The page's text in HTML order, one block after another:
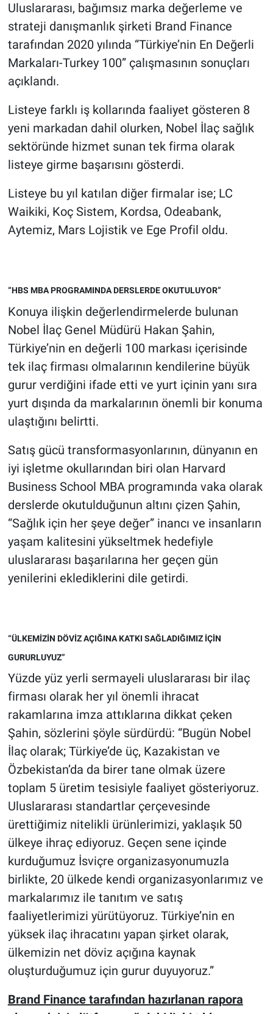
Uluslararası, bağımsız marka değerleme ve
strateji danışmanlık şirketi Brand Finance
tarafından 2020 yılında “Türkiye’nin En Değerli
Markaları-Turkey 100” çalışmasının sonuçları
açıklandı.
Listeye farklı iş kollarında faaliyet gösteren 8
yeni markadan dahil olurken, Nobel İlaç sağlık
sektöründe hizmet sunan tek firma olarak
listeye girme başarısını gösterdi.
Listeye bu yıl katılan diğer firmalar ise; LC
Waikiki, Koç Sistem, Kordsa, Odeabank,
Aytemiz, Mars Lojistik ve Ege Profil oldu.
“HBS MBA PROGRAMINDA DERSLERDE OKUTULUYOR”
Konuya ilişkin değerlendirmelerde bulunan
Nobel İlaç Genel Müdürü Hakan Şahin,
Türkiye’nin en değerli 100 markası içerisinde
tek ilaç firması olmalarının kendilerine büyük
gurur verdiğini ifade etti ve yurt içinin yanı sıra
yurt dışında da markalarının önemli bir konuma
ulaştığını belirtti.
Satış gücü transformasyonlarının, dünyanın en
iyi işletme okullarından biri olan Harvard
Business School MBA programında vaka olarak
derslerde okutulduğunun altını çizen Şahin,
“Sağlık için her şeye değer” inancı ve insanların
yaşam kalitesini yükseltmek hedefiyle
uluslararası başarılarına her geçen gün
yenilerini eklediklerini dile getirdi.
“ÜLKEMİZİN DÖVİZ AÇIĞINA KATKI SAĞLADIĞIMIZ İÇİN
GURURLUYUZ”
Yüzde yüz yerli sermayeli uluslararası bir ilaç
firması olarak her yıl önemli ihracat
rakamlarına imza attıklarına dikkat çeken
Şahin, sözlerini şöyle sürdürdü: “Bugün Nobel
İlaç olarak; Türkiye’de üç, Kazakistan ve
Özbekistan’da da birer tane olmak üzere
toplam 5 üretim tesisiyle faaliyet gösteriyoruz.
Uluslararası standartlar çerçevesinde
ürettiğimiz nitelikli ürünlerimizi, yaklaşık 50
ülkeye ihraç ediyoruz. Geçen sene içinde
kurduğumuz İsviçre organizasyonumuzla
birlikte, 20 ülkede kendi organizasyonlarımız ve
markalarımız ile tanıtım ve satış
faaliyetlerimizi yürütüyoruz. Türkiye’nin en
yüksek ilaç ihracatını yapan şirket olarak,
ülkemizin net döviz açığına kaynak
oluşturduğumuz için gurur duyuyoruz.”
Brand Finance tarafından hazırlanan rapora